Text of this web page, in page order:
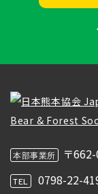
本部事業所 〒
TEL 0798-22-